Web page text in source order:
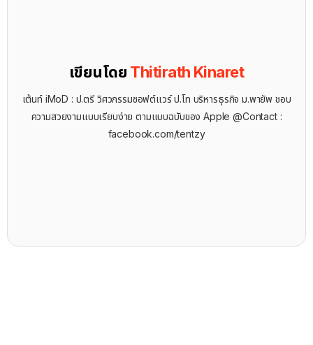
เขียนโดย Thitirath Kinaret
เต้นท์ iMoD : ป.ตรี วิศวกรรมซอฟต์แวร์ ป.โท บริหารธุรกิจ ม.พายัพ ชอบ
ความสวยงามแบบเรียบง่าย ตามแบบฉบับของ Apple @Contact :
facebook.com/tentzy